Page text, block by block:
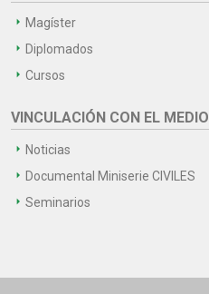
Magíster
Diplomados
Cursos
VINCULACIÓN CON EL MEDIO
Noticias
Documental Miniserie CIVILES
Seminarios